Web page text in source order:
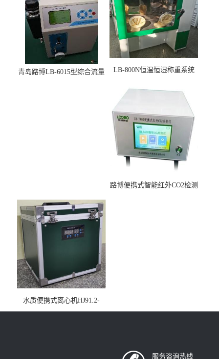
青岛路博LB-6015型综合流量
LB-800N恒温恒湿称重系统
路博便携式智能红外CO2检测
水质便携式离心机HJ91.2-
2022地表水总磷监测内置有
服务咨询热线